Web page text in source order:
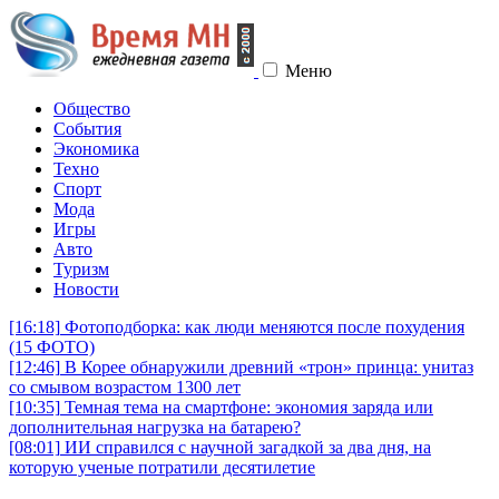
Меню
Общество
События
Экономика
Техно
Спорт
Мода
Игры
Авто
Туризм
Новости
[16:18] Фотоподборка: как люди меняются после похудения
(15 ФОТО)
[12:46] В Корее обнаружили древний «трон» принца: унитаз
со смывом возрастом 1300 лет
[10:35] Темная тема на смартфоне: экономия заряда или
дополнительная нагрузка на батарею?
[08:01] ИИ справился с научной загадкой за два дня, на
которую ученые потратили десятилетие